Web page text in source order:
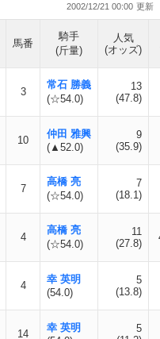
2002/12/21 00:00
馬番
騎手
(斤量)
人気
(オッズ)
3
常石 勝義
(☆54.0)
13
(47.8)
10
仲田 雅興
(▲52.0)
9
(35.9)
7
高橋 亮
(☆54.0)
7
(18.1)
4
高橋 亮
(☆54.0)
11
(27.8)
4
幸 英明
(54.0)
5
(13.8)
14
幸 英明
5